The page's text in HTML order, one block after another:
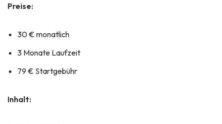
Preise:
30 € monatlich
3 Monate Laufzeit
79 € Startgebühr
Inhalt: